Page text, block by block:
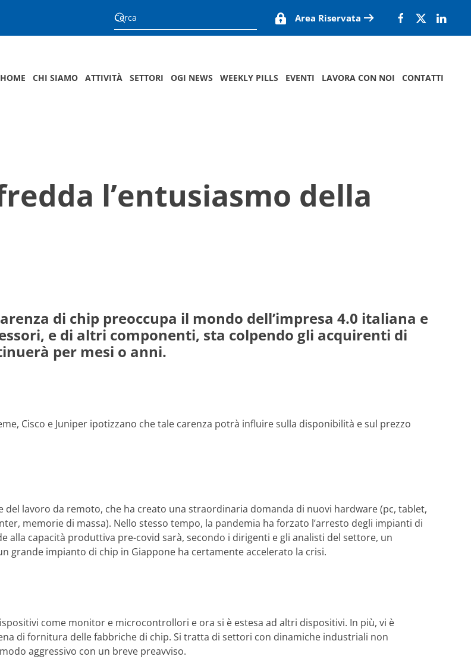
Area Riservata
HOME CHI SIAMO ATTIVITÀ SETTORI OGI NEWS WEEKLY PILLS EVENTI LAVORA CON NOI CONTATTI
l’entusiasmo della
di chip preoccupa il mondo dell’impresa 4.0 italiana e
e di altri componenti, sta colpendo gli acquirenti di
per mesi o anni.
Cisco e Juniper ipotizzano che tale carenza potrà influire sulla disponibilità e sul prezzo
del lavoro da remoto, che ha creato una straordinaria domanda di nuovi hardware (pc, tablet,
memorie di massa). Nello stesso tempo, la pandemia ha forzato l’arresto degli impianti di
capacità produttiva pre-covid sarà, secondo i dirigenti e gli analisti del settore, un
grande impianto di chip in Giappone ha certamente accelerato la crisi.
come monitor e microcontrollori e ora si è estesa ad altri dispositivi. In più, vi è
di fornitura delle fabbriche di chip. Si tratta di settori con dinamiche industriali non
aggressivo con un breve preavviso.